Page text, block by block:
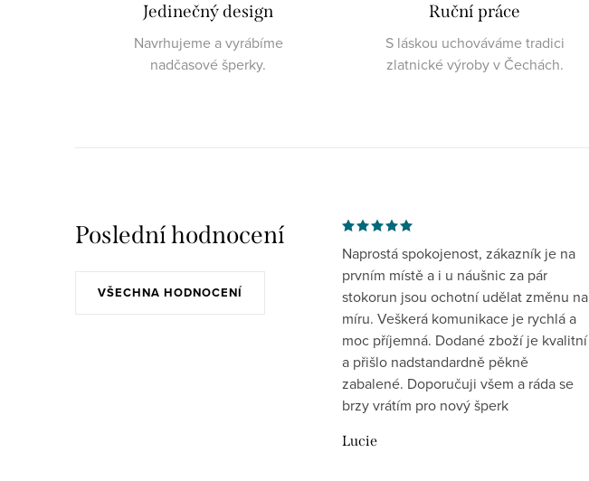
Jedinečný design
Navrhujeme a vyrábíme
nadčasové šperky.
Ruční práce
S láskou uchováváme tradici
zlatnické výroby v Čechách.
Poslední hodnocení
VŠECHNA HODNOCENÍ
Naprostá spokojenost, zákazník je na
prvním místě a i u náušnic za pár
stokorun jsou ochotní udělat změnu na
míru. Veškerá komunikace je rychlá a
moc příjemná. Dodané zboží je kvalitní
a přišlo nadstandardně pěkně
zabalené. Doporučuji všem a ráda se
brzy vrátím pro nový šperk
Lucie